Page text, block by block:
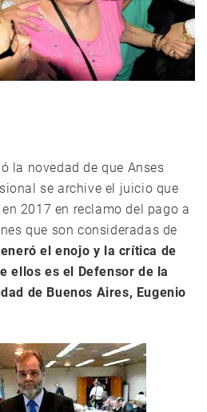
la novedad de que Anses
se archive el juicio que
2017 en reclamo del pago a
que son consideradas de
el enojo y la crítica de
ellos es el Defensor de la
de Buenos Aires, Eugenio